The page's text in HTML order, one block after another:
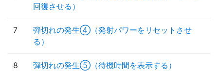
回復させる）
7
弾切れの発生④（発射パワーをリセットさせ
る）
8 弾切れの発生⑤（待機時間を表示する）